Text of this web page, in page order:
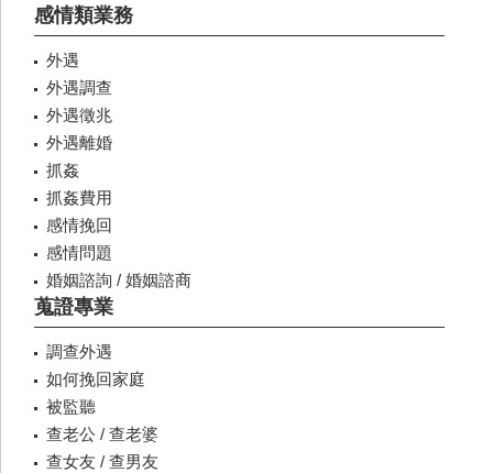
感情類業務
外遇
外遇調查
外遇徵兆
外遇離婚
抓姦
抓姦費用
感情挽回
感情問題
婚姻諮詢 / 婚姻諮商
蒐證專業
調查外遇
如何挽回家庭
被監聽
查老公 / 查老婆
查女友 / 查男友